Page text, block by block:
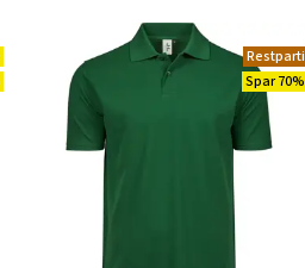
Restparti
Spar 70%